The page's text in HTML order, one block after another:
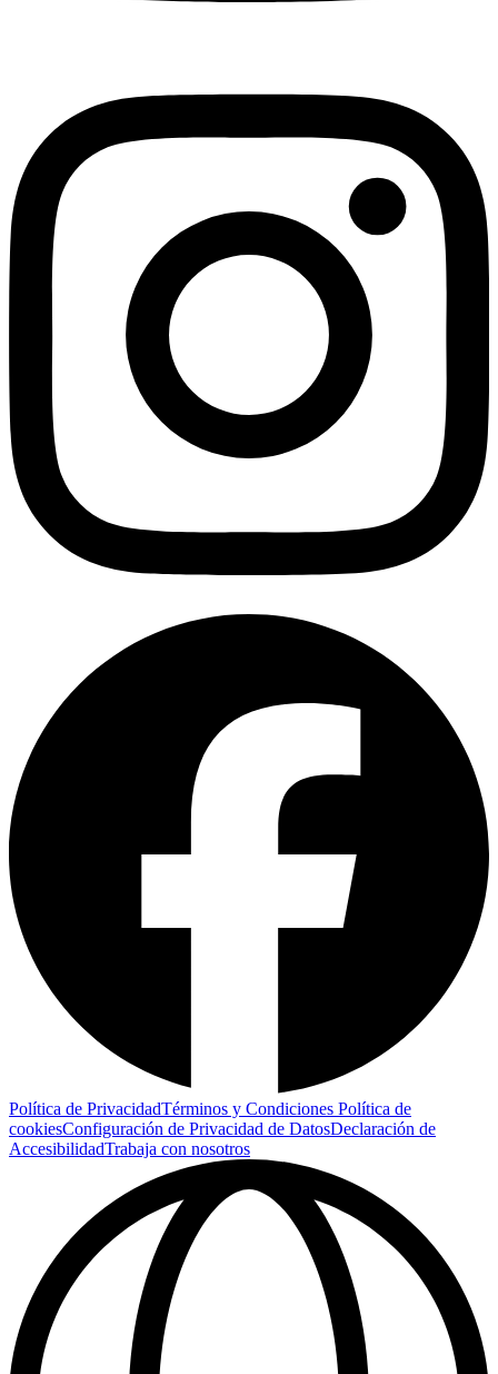
Política de PrivacidadTérminos y Condiciones Política de
cookiesConfiguración de Privacidad de DatosDeclaración de
AccesibilidadTrabaja con nosotros